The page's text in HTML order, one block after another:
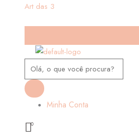
Ir
conteúdo
Art das 3
Pesquisar
Minha Conta